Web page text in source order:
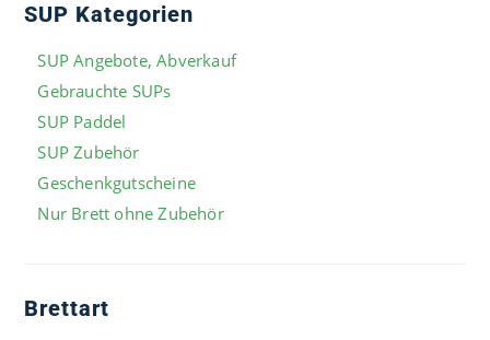
SUP Kategorien
SUP Angebote, Abverkauf
Gebrauchte SUPs
SUP Paddel
SUP Zubehör
Geschenkgutscheine
Nur Brett ohne Zubehör
Brettart